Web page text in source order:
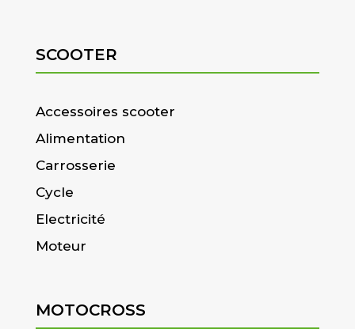
SCOOTER
Accessoires scooter
Alimentation
Carrosserie
Cycle
Electricité
Moteur
MOTOCROSS